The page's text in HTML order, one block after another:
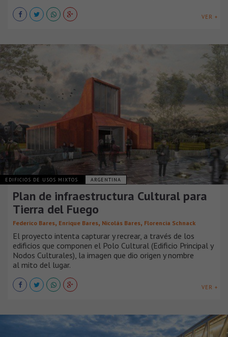
VER +
EDIFICIOS DE USOS MIXTOS ARGENTINA
Plan de infraestructura Cultural para
Tierra del Fuego
Federico Bares, Enrique Bares, Nicolás Bares, Florencia Schnack
El proyecto intenta capturar y recrear, a través de los
edificios que componen el Polo Cultural (Edificio Principal y
Nodos Culturales), la imagen que dio origen y nombre
al mito del lugar.
VER +